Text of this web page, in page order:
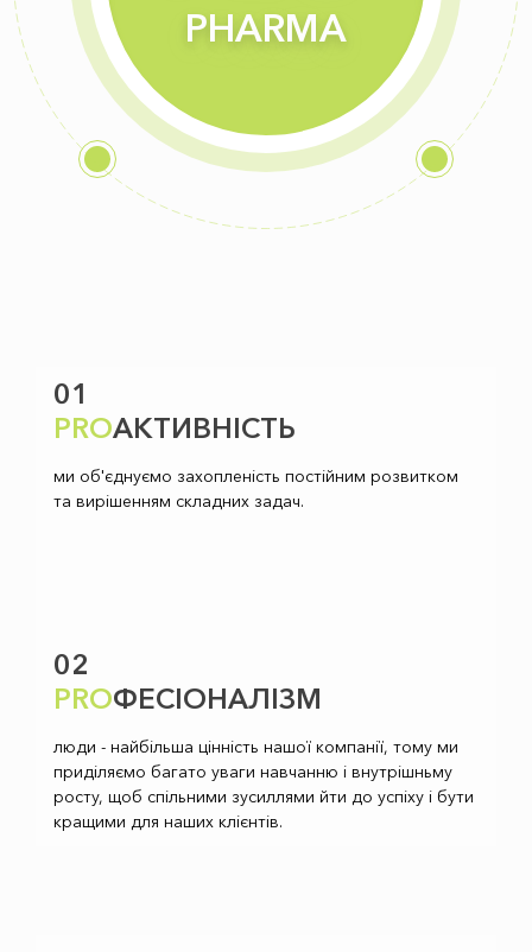
01
PROАКТИВНІСТЬ
ми об'єднуємо захопленість постійним розвитком
та вирішенням складних задач.
02
PROФЕСІОНАЛІЗМ
люди - найбільша цінність нашої компанії, тому ми
приділяємо багато уваги навчанню і внутрішньму
росту, щоб спільними зусиллями йти до успіху і бути
кращими для наших клієнтів.
PHARMA